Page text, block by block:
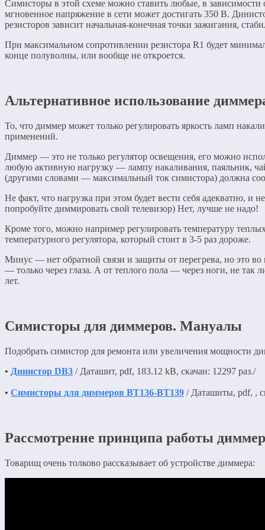
Симисторы в этой схеме можно ставить любые, в
мгновенное напряжение в сети может достигать 350 В.
резисторов зависит начальная-конечная точки зажигания,
При максимальном сопротивлении резистора R1 будет
конце полуволны, или вообще не откроется.
Альтернативное использование
То, что диммер может только регулировать яркость ламп
применений.
Диммер — это не только регулятор освещения, его можно
любую активную нагрузку — лампу накаливания, паяльник,
(другими словами — максимальный ток симистора) должна
Не факт, что нагрузка при этом будет вести себя адекватно, и
попробуйте диммировать свой телевизор) Нет, лучше не надо!
Кроме того, можно например регулировать температуру
температурного регулятора, который стоит в 3-5 раз дороже.
Минус — нет обратной связи и защиты от перегрева, но это
— только через глаза. А от теплого пола — через ноги, не
лет.
Симисторы для диммеров. Мануалы
Подобрать симистор для ремонта или увеличения мощности
• Динистор DB3 / Даташит, pdf, 183.12 kB, скачан: 12297 раз./
• Симисторы для диммеров BT136-BT139 / Даташиты, pdf, ,
Рассмотрение принципа работы
Товарищ очень толково рассказывает об устройстве диммера: